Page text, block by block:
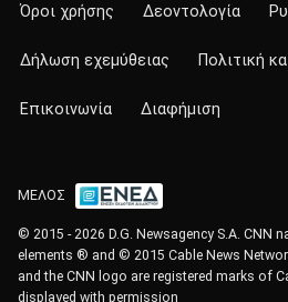
Όροι χρήσης Δεοντολογία
Δήλωση εχεμύθειας Πολιτική
Επικοινωνία Διαφήμιση
ΜΕΛΟΣ
© 2015 - 2026 D.G. Newsagency S.A. CNN
elements ® and © 2015 Cable News
and the CNN logo are registered marks of
displayed with permission